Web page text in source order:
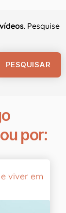
. Pesquise
por:
viver em